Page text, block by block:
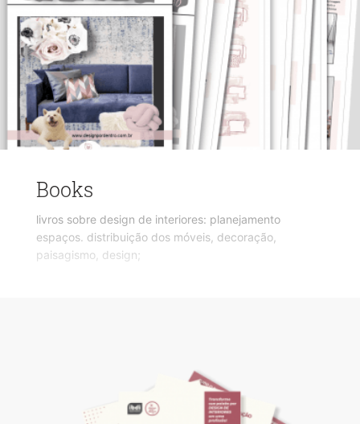
Books
livros sobre design de interiores: planejamento
espaços. distribuição dos móveis, decoração,
paisagismo, design;